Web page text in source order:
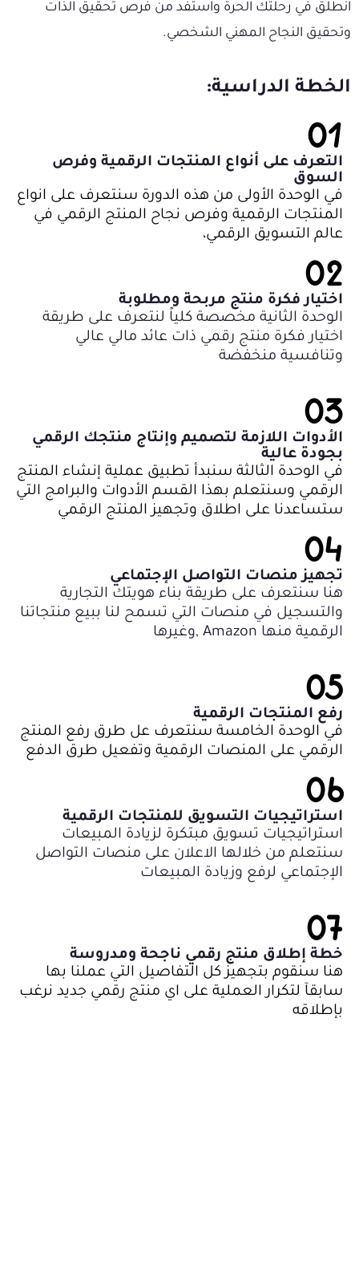
انطلق في رحلتك الحرة واستفد من فرص تحقيق الذات
وتحقيق النجاح المهني الشخصي.
الخطة الدراسية:
01
التعرف على أنواع المنتجات الرقمية وفرص
السوق
في الوحدة الأولى من هذه الدورة سنتعرف على انواع
المنتجات الرقمية وفرص نجاح المنتج الرقمي في
عالم التسويق الرقمي،
02
اختيار فكرة منتج مربحة ومطلوبة
الوحدة الثانية مخصصة كلياً لنتعرف على طريقة
اختيار فكرة منتج رقمي ذات عائد مالي عالي
وتنافسية منخفضة
03
الأدوات اللازمة لتصميم وإنتاج منتجك الرقمي
بجودة عالية
في الوحدة الثالثة سنبدأ تطبيق عملية إنشاء المنتج
الرقمي وسنتعلم بهذا القسم الأدوات والبرامج التي
ستساعدنا على اطلاق وتجهيز المنتج الرقمي
04
تجهيز منصات التواصل الإجتماعي
هنا سنتعرف على طريقة بناء هويتك التجارية
والتسجيل في منصات التي تسمح لنا ببيع منتجاتنا
الرقمية منها Amazon ,وغيرها
05
رفع المنتجات الرقمية
في الوحدة الخامسة سنتعرف عل طرق رفع المنتج
الرقمي على المنصات الرقمية وتفعيل طرق الدفع
06
استراتيجيات التسويق للمنتجات الرقمية
استراتيجيات تسويق مبتكرة لزيادة المبيعات
سنتعلم من خلالها الاعلان على منصات التواصل
الإجتماعي لرفع وزيادة المبيعات
07
خطة إطلاق منتج رقمي ناجحة ومدروسة
هنا سنقوم بتجهيز كل التفاصيل التي عملنا بها
سابقآ لتكرار العملية على اي منتج رقمي جديد نرغب
بإطلاقه